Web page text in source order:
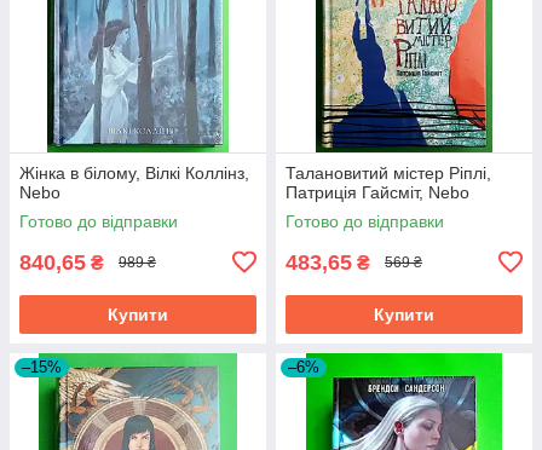
Жінка в білому, Вілкі Коллінз,
Nebo
Готово до відправки
840,65 ₴ 989 ₴
Купити
Талановитий містер Ріплі,
Патриція Гайсміт, Nebo
Готово до відправки
483,65 ₴ 569 ₴
Купити
–15% –6%